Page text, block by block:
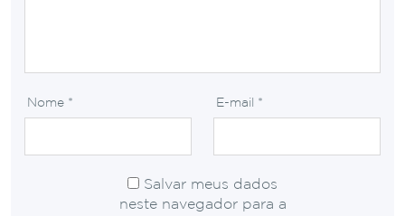
Nome * E-mail *
Salvar meus dados
neste navegador para a